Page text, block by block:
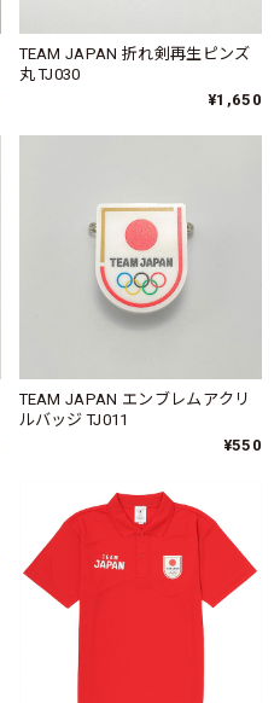
TEAM JAPAN 折れ剣再生ピンズ
丸 TJ030
¥1,650
TEAM JAPAN エンブレムアクリ
ルバッジ TJ011
¥550